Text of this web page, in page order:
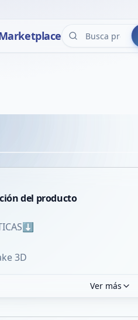
del producto
3D
Ver más